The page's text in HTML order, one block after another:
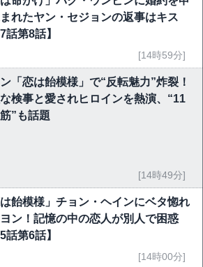
れたヤン・セジョンの返事はキス
7話第8話】
[14時59分]
「恋は飴模様」で“反転魅力”炸裂！
検事と愛されヒロインを熱演、“11
”も話題
[14時49分]
は飴模様」チョン・ヘインにベタ惚れ
ン！記憶の中の恋人が別人で困惑
5話第6話】
[14時00分]